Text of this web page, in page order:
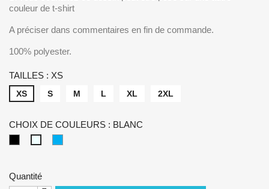
couleur de t-shirt
A préciser dans commentaires en fin de commande.
100% polyester.
TAILLES : XS
XS S M L XL 2XL
CHOIX DE COULEURS : BLANC
Quantité